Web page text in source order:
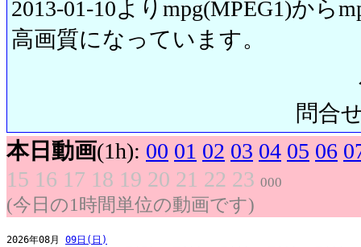
2013-01-10よりmpg(MPEG1)から
高画質になっています。
問合
本日動画(1h): 00 01 02 03 04 05 06
15 16 17 18 19 20 21 22 23 000
(今日の1時間単位の動画です)
2026年08月 09日(日)